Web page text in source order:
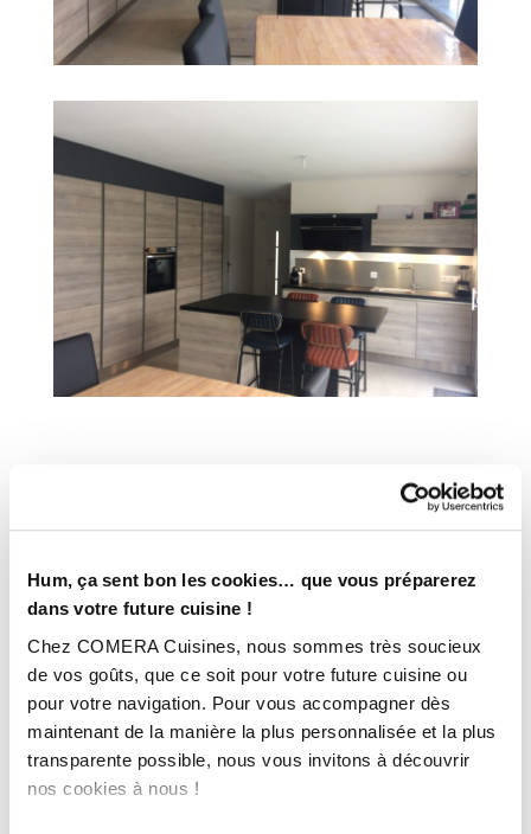
Hum, ça sent bon les cookies… que vous préparerez
dans votre future cuisine !
Chez COMERA Cuisines, nous sommes très soucieux
de vos goûts, que ce soit pour votre future cuisine ou
pour votre navigation. Pour vous accompagner dès
maintenant de la manière la plus personnalisée et la plus
transparente possible, nous vous invitons à découvrir
nos cookies à nous !
TECHNIQUES :
Superficie :Plus de 20m2
Plan de travail :Stratifié
Année : 2021
Ville :
Les Herbiers (85)
Magasin : COMERA Cuisines Les Herbiers (85)
COMERA -En savoir plus